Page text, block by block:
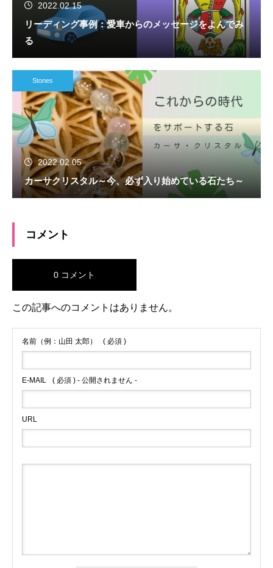
2022.02.15
リーディング事例：愛車からのメッセージをよんでみ
る
Stones
2022.02.05
カーサクリスタル～今、必ず入り始めている石たち～
コメント
0 コメント
この記事へのコメントはありません。
名前（例：山田 太郎） ( 必須 )
E-MAIL ( 必須 ) - 公開されません -
URL